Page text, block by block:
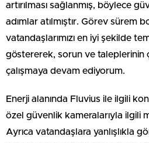
artırılması sağlanmış, böylece
adımlar atılmıştır. Görev sürem
vatandaşlarımızı en iyi şekilde
göstererek, sorun ve taleplerinin
çalışmaya devam ediyorum.
Enerji alanında Fluvius ile ilgili
özel güvenlik kameralarıyla ilgili
Ayrıca vatandaşlara yanlışlıkla